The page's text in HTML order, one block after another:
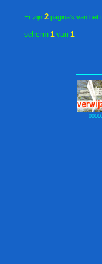
Er zijn 2 pagina's van het
scherm 1 van 1